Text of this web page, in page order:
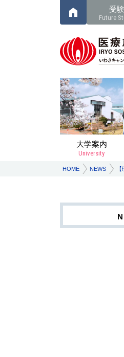
受
Future
大学案内
University
HOME NEWS